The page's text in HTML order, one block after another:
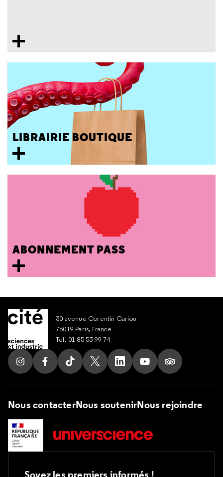
LIBRAIRIE BOUTIQUE
ABONNEMENT PASS
30 avenue Corentin Cariou
75019 Paris, France
Tel. 01 85 53 99 74
Suivez nous sur Instagram
Suivez nous sur Facebook
Suivez nous sur Tik Tok
Suivez nous sur X
Suivez nous sur LinkedIn
Suivez nous sur
Suivez nous
Nous contacterNous soutenirNous rejoindre